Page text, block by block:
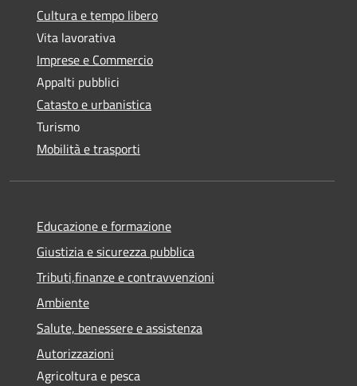
Cultura e tempo libero
Vita lavorativa
Imprese e Commercio
Appalti pubblici
Catasto e urbanistica
Turismo
Mobilità e trasporti
Educazione e formazione
Giustizia e sicurezza pubblica
Tributi,finanze e contravvenzioni
Ambiente
Salute, benessere e assistenza
Autorizzazioni
Agricoltura e pesca